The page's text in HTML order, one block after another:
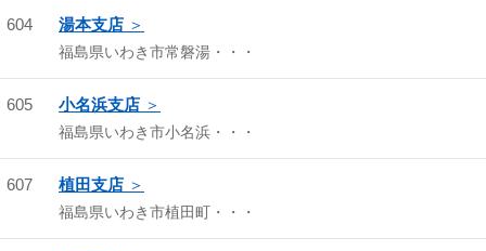
604 湯本支店
福島県いわき市常磐湯・・・
605 小名浜支店
福島県いわき市小名浜・・・
607 植田支店
福島県いわき市植田町・・・